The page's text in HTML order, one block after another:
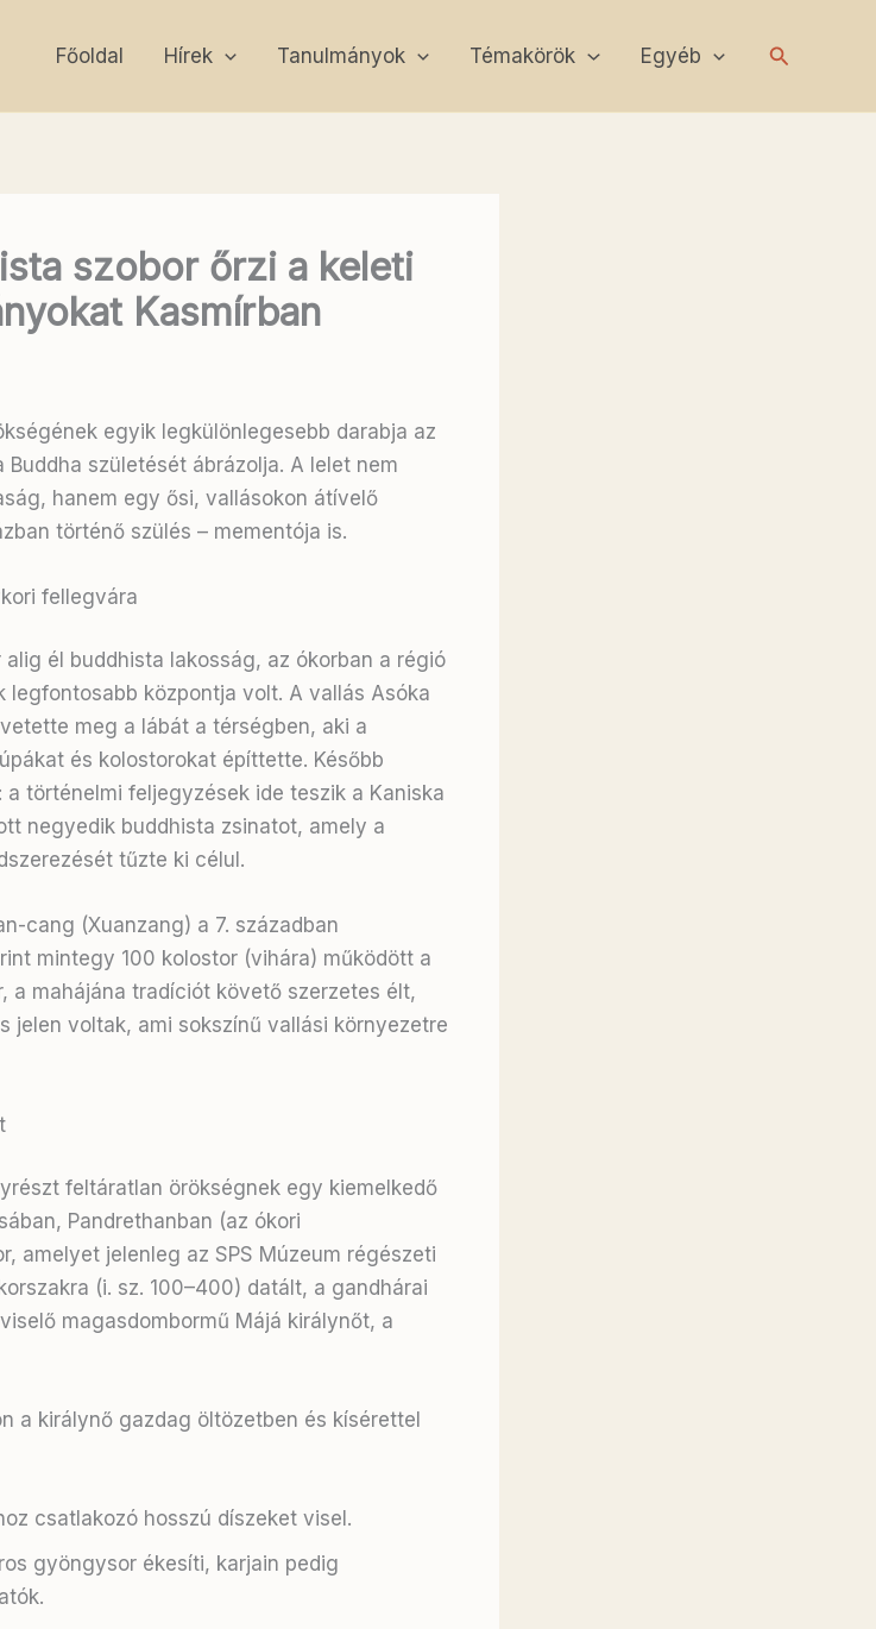
Főoldal Hírek Tanulmányok Témakörök Egyéb Search
szobor őrzi a keleti
Kasmírban
egyik legkülönlegesebb darabja az
Buddha születését ábrázolja. A lelet nem
hanem egy ősi, vallásokon átívelő
történő szülés – mementója is.
fellegvára
él buddhista lakosság, az ókorban a régió
legfontosabb központja volt. A vallás Asóka
meg a lábát a térségben, aki a
és kolostorokat építtette. Később
történelmi feljegyzések ide teszik a Kaniska
negyedik buddhista zsinatot, amely a
tűzte ki célul .
cang (Xuanzang) a 7. században
mintegy 100 kolostor (vihára) működött a
a mahájána tradíciót követő szerzetes élt,
jelen voltak, ami sokszínű vallási környezetre
feltáratlan örökségnek egy kiemelkedő
Pandrethanban (az ókori
amelyet jelenleg az SPS Múzeum régészeti
(i. sz. 100–400) datált, a gandhárai
magasdombormű Májá királynőt, a
a királynő gazdag öltözetben és kísérettel
csatlakozó hosszú díszeket visel.
gyöngysor ékesíti, karjain pedig